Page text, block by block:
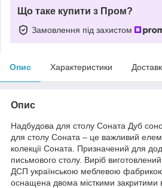
Що таке купити з Пром?
Замовлення під захистом
Опис Характеристики
Опис
Надбудова для столу Соната Дуб
для столу Соната – це важливий
колекції Соната. Призначений для
письмового столу. Виріб виготовлений
ДСП українською меблевою
оснащена двома місткими закритими